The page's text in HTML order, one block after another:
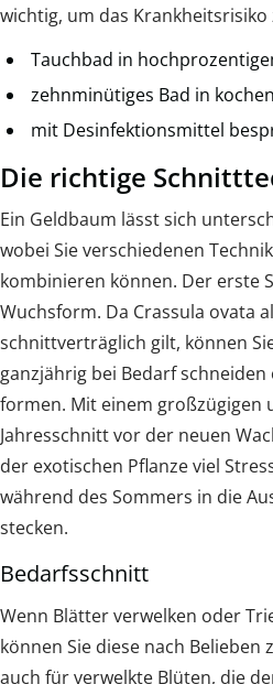
wichtig, um das
Tauchbad in
zehnminütiges Bad in
mit Desinfektionsmittel
Die richtige
Ein Geldbaum lässt sich
wobei Sie verschiedenen
kombinieren können. Der erste
Wuchsform. Da Crassula ovata
schnittverträglich gilt, können
ganzjährig bei Bedarf schneiden
formen. Mit einem großzügigen
Jahresschnitt vor der neuen
der exotischen Pflanze viel
während des Sommers in die
stecken.
Bedarfsschnitt
Wenn Blätter verwelken oder
können Sie diese nach Belieben
auch für verwelkte Blüten, die